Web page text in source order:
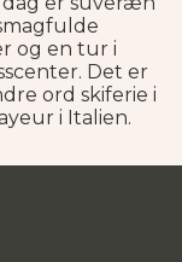
og en tur i
Det er
ord skiferie i
i Italien.